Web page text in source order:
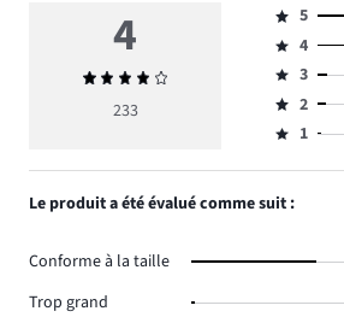
4
Note
moyenne
233
Note
5,
nombre
de
votes
130.
5
Note
4,
nombre
de
59.
4
Note
3,
nombre
19.
3
Note
2,
votes
2
Note
1,
nombre
de
8.
1
Le produit a été évalué comme suit :
Conforme à la taille
Trop grand